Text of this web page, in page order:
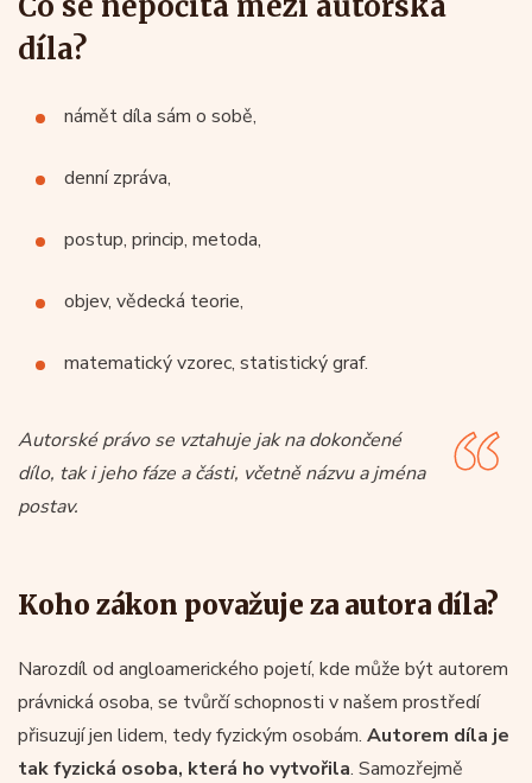
díla?
námět díla sám o sobě,
denní zpráva,
postup, princip, metoda,
objev, vědecká teorie,
matematický vzorec, statistický graf.
Autorské právo se vztahuje jak na dokončené
dílo, tak i jeho fáze a části, včetně názvu a jména
postav.
Koho zákon považuje za autora díla?
Narozdíl od angloamerického pojetí, kde může být autorem
právnická osoba, se tvůrčí schopnosti v našem prostředí
přisuzují jen lidem, tedy fyzickým osobám. Autorem díla je
tak fyzická osoba, která ho vytvořila. Samozřejmě